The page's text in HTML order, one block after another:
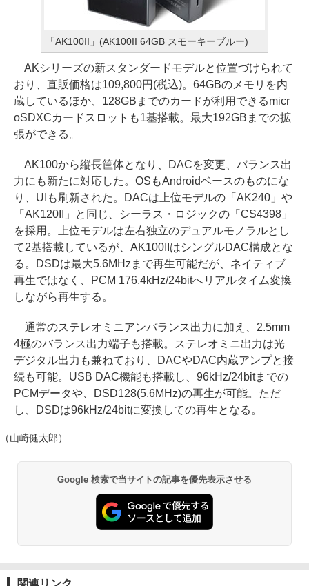
「AK100II」(AK100II 64GB スモーキーブルー)
AKシリーズの新スタンダードモデルと位置づけられて
おり、直販価格は109,800円(税込)。64GBのメモリを内
蔵しているほか、128GBまでのカードが利用できるmicr
oSDXCカードスロットも1基搭載。最大192GBまでの拡
張ができる。
AK100から縦長筐体となり、DACを変更、バランス出
力にも新たに対応した。OSもAndroidベースのものにな
り、UIも刷新された。DACは上位モデルの「AK240」や
「AK120II」と同じ、シーラス・ロジックの「CS4398」
を採用。上位モデルは左右独立のデュアルモノラルとし
て2基搭載しているが、AK100IIはシングルDAC構成とな
る。DSDは最大5.6MHzまで再生可能だが、ネイティブ
再生ではなく、PCM 176.4kHz/24bitへリアルタイム変換
しながら再生する。
通常のステレオミニアンバランス出力に加え、2.5mm
4極のバランス出力端子も搭載。ステレオミニ出力は光
デジタル出力も兼ねており、DACやDAC内蔵アンプと接
続も可能。USB DAC機能も搭載し、96kHz/24bitまでの
PCMデータや、DSD128(5.6MHz)の再生が可能。ただ
し、DSDは96kHz/24bitに変換しての再生となる。
（山崎健太郎）
Google 検索で当サイトの記事を優先表示させる